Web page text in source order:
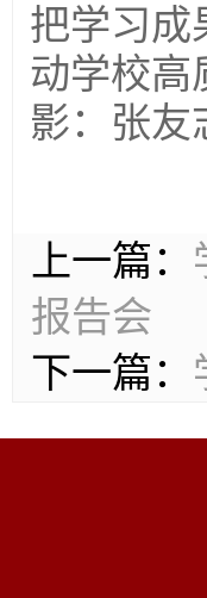
把学习成
动学校
影：张
上一篇：
报告会
下一篇：